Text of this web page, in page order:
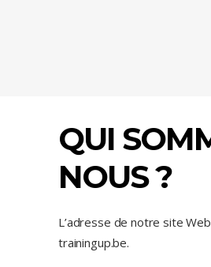
QUI
NOUS ?
L’adresse de notre site
trainingup.be.